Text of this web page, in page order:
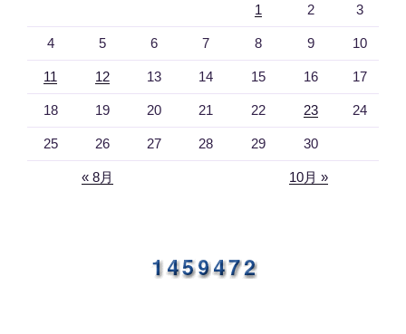
1 2 3
4 5 6 7 8 9 10
11 12 13 14 15 16 17
18 19 20 21 22 23 24
25 26 27 28 29 30
« 8月 10月 »